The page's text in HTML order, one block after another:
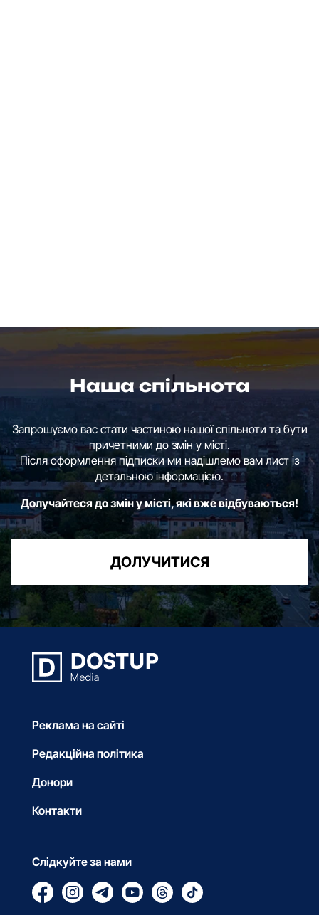
Наша спільнота
Запрошуємо вас стати частиною нашої спільноти та бути
причетними до змін у місті.
Після оформлення підписки ми надішлемо вам лист із
детальною інформацією.
Долучайтеся до змін у місті, які вже відбуваються!
ДОЛУЧИТИСЯ
Реклама на сайті
Редакційна політика
Донори
Контакти
Слідкуйте за нами